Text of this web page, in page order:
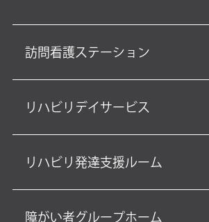
訪問看護ステーション
リハビリデイサービス
リハビリ発達支援ルーム
障がい者グループホーム